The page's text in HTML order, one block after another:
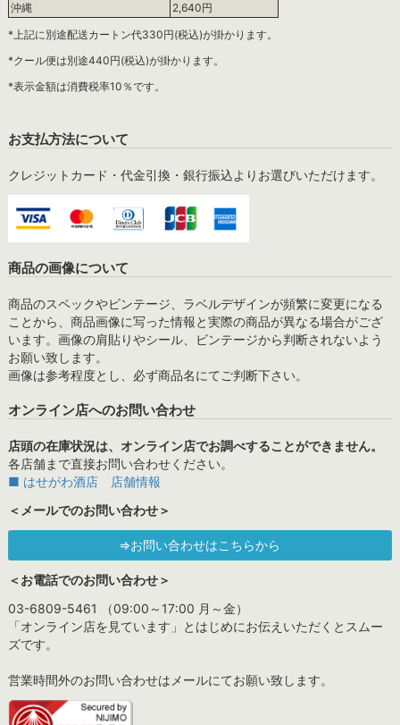
沖縄
2,640円
*上記に別途配送カートン代330円(税込)が掛かります。
*クール便は別途440円(税込)が掛かります。
*表示金額は消費税率10％です。
お支払方法について
クレジットカード・代金引換・銀行振込よりお選びいただけます。
商品の画像について
商品のスペックやビンテージ、ラベルデザインが頻繁に変更になる
ことから、商品画像に写った情報と実際の商品が異なる場合がござ
います。画像の肩貼りやシール、ビンテージから判断されないよう
お願い致します。
画像は参考程度とし、必ず商品名にてご判断下さい。
オンライン店へのお問い合わせ
店頭の在庫状況は、オンライン店でお調べすることができません。
各店舗まで直接お問い合わせください。
■ はせがわ酒店 店舗情報
＜メールでのお問い合わせ＞
⇒お問い合わせはこちらから
＜お電話でのお問い合わせ＞
03-6809-5461 （09:00～17:00 月～金）
「オンライン店を見ています」とはじめにお伝えいただくとスムー
ズです。
営業時間外のお問い合わせはメールにてお願い致します。